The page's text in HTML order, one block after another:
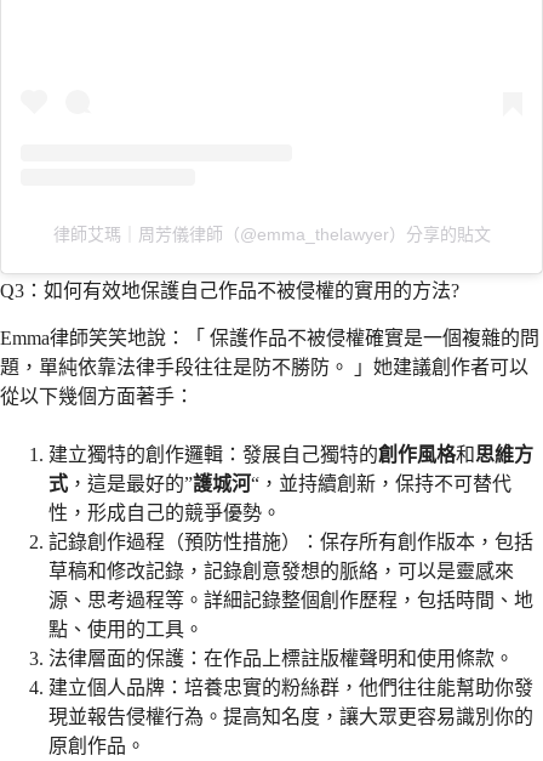
律師艾瑪｜周芳儀律師（@emma_thelawyer）分享的貼文
Q3：如何有效地保護自己作品不被侵權的實用的方法?
Emma律師笑笑地說：「 保護作品不被侵權確實是一個複雜的問
題，單純依靠法律手段往往是防不勝防。 」她建議創作者可以
從以下幾個方面著手：
建立獨特的創作邏輯：發展自己獨特的創作風格和思維方
式 ，這是最好的”護城河“，並持續創新，保持不可替代
性，形成自己的競爭優勢。
記錄創作過程（預防性措施）：保存所有創作版本，包括
草稿和修改記錄，記錄創意發想的脈絡，可以是靈感來
源、思考過程等。詳細記錄整個創作歷程，包括時間、地
點、使用的工具。
法律層面的保護：在作品上標註版權聲明和使用條款。
建立個人品牌：培養忠實的粉絲群，他們往往能幫助你發
現並報告侵權行為。提高知名度，讓大眾更容易識別你的
原創作品。